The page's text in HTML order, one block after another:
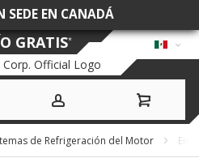
NI TASAS ADUANERAS
Ir
GRATIS*
de Refrigeración del Motor